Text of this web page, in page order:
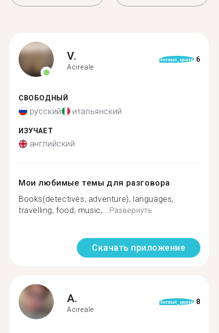
V.
Acireale
format_quote 6
СВОБОДНЫЙ
русский итальянский
ИЗУЧАЕТ
английский
Мои любимые темы для разговора
Books(detectives, adventure), languages,
travelling, food, music,...Развернуть
Скачать приложение
A.
Acireale
format_quote 8